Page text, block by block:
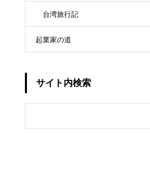
台湾旅行記
起業家の道
サイト内検索